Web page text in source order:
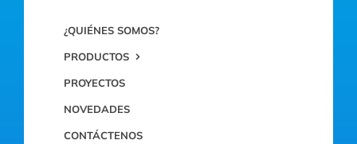
¿QUIÉNES SOMOS?
PRODUCTOS
PROYECTOS
NOVEDADES
CONTÁCTENOS